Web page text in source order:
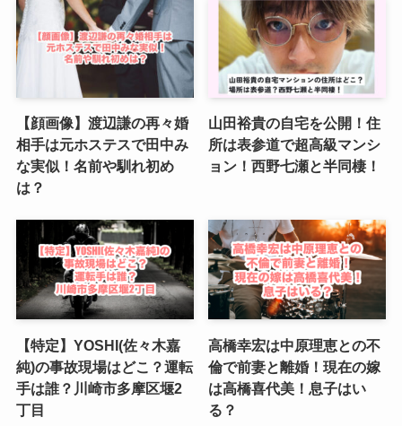
【顔画像】渡辺謙の再々婚
相手は元ホステスで田中み
な実似！名前や馴れ初め
は？
山田裕貴の自宅を公開！住
所は表参道で超高級マンシ
ョン！西野七瀬と半同棲！
【特定】YOSHI(佐々木嘉
純)の事故現場はどこ？運転
手は誰？川崎市多摩区堰2
丁目
高橋幸宏は中原理恵との不
倫で前妻と離婚！現在の嫁
は高橋喜代美！息子はい
る？